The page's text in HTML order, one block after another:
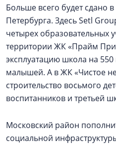
Больше всего будет сдано
Петербурга. Здесь Setl
четырех образовательных
территории ЖК «Прайм
эксплуатацию школа на 550
малышей. А в ЖК «Чистое
строительство восьмого
воспитанников и третьей
Московский район
социальной